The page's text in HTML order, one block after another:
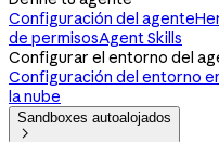
Configuración del agente
de permisosAgent Skills
Configurar el entorno del
Configuración del entorno
la nube
Sandboxes autoalojados
